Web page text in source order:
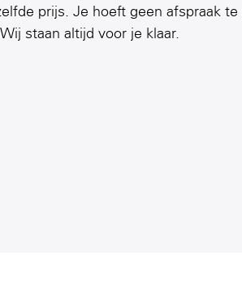
prijs. Je hoeft geen afspraak te
staan altijd voor je klaar.